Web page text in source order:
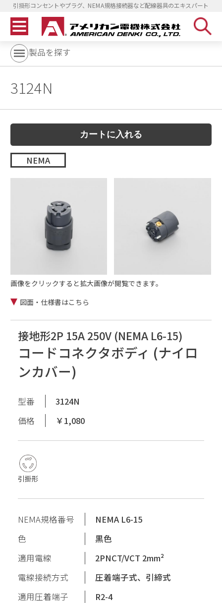
引掛形コンセントやプラグ、NEMA規格接続器など配線器具のエキスパート
製品を探す
3124N
NEMA
画像をクリックすると拡大画像が閲覧できます。
図面・仕様書はこちら
接地形2P 15A 250V (NEMA L6-15)
コードコネクタボディ (ナイロ
ンカバー)
型番
3124N
価格
￥1,080
引掛形
NEMA規格番号
NEMA L6-15
色
黒色
適用電線
2PNCT/VCT 2mm²
電線接続方式
圧着端子式、引締式
適用圧着端子
R2-4